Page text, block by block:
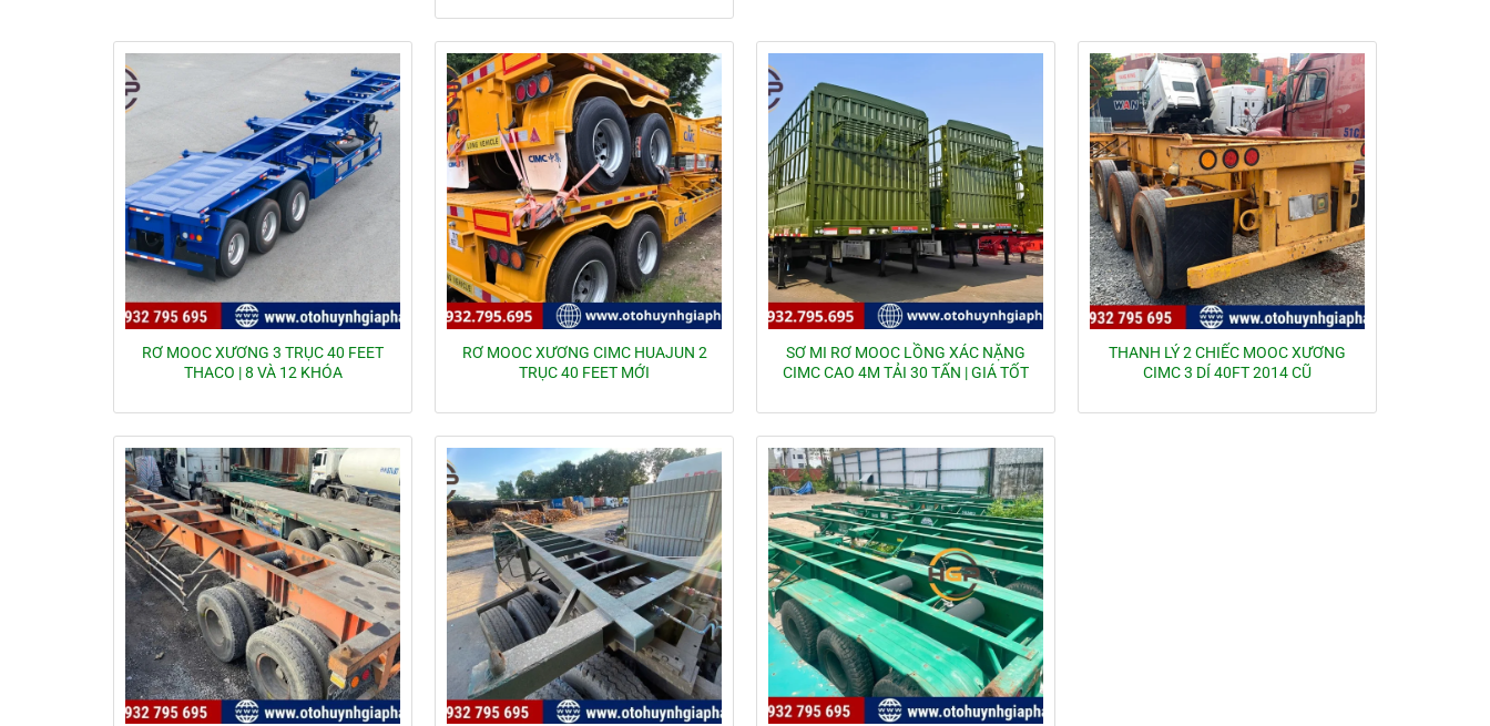
RƠ MOOC XƯƠNG 3 TRỤC 40 FEET
THACO | 8 VÀ 12 KHÓA
RƠ MOOC XƯƠNG CIMC HUAJUN 2
TRỤC 40 FEET MỚI
SƠ MI RƠ MOOC LỒNG XÁC NẶNG
CIMC CAO 4M TẢI 30 TẤN | GIÁ TỐT
THANH LÝ 2 CHIẾC MOOC XƯƠNG
CIMC 3 DÍ 40FT 2014 CŨ